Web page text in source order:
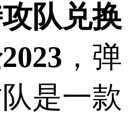
队兑换
，弹
是一款